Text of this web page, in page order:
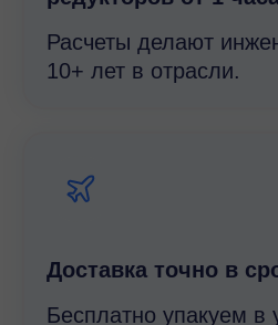
Расчеты делают
10+ лет в отрасли.
Доставка точно в
Бесплатно упакуем в